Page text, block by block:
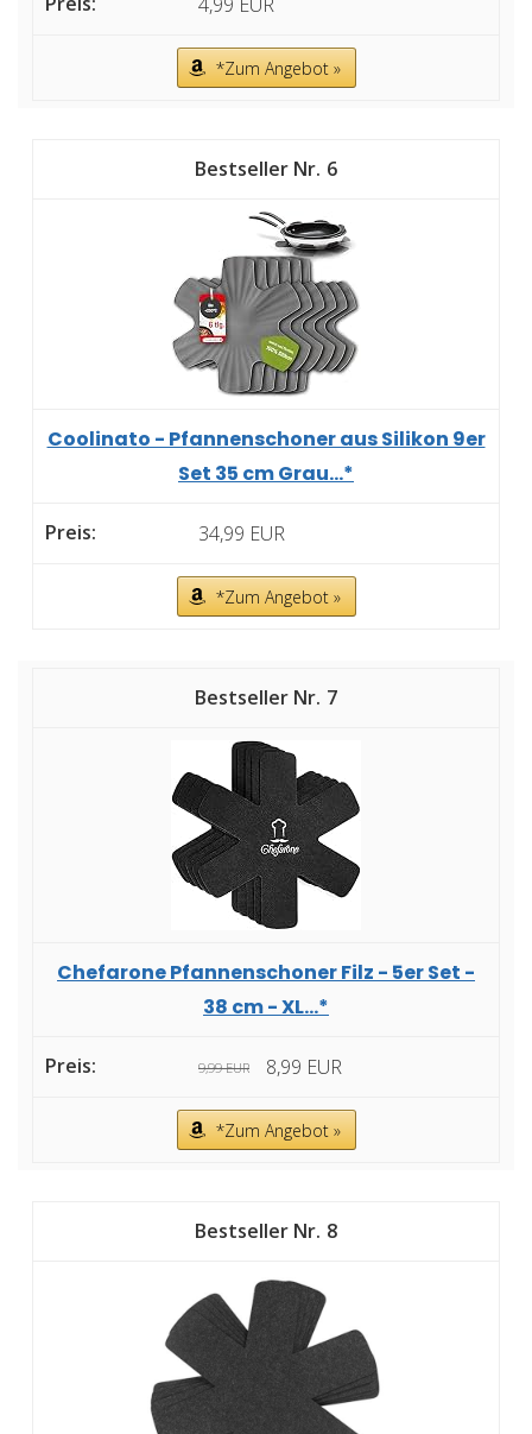
*Zum Angebot »
6
Coolinato - Pfannenschoner aus Silikon 9er
Set 35 cm Grau...*
34,99 EUR
*Zum Angebot »
7
Chefarone Pfannenschoner Filz - 5er Set -
38 cm - XL...*
9,99 EUR 8,99 EUR
*Zum Angebot »
8